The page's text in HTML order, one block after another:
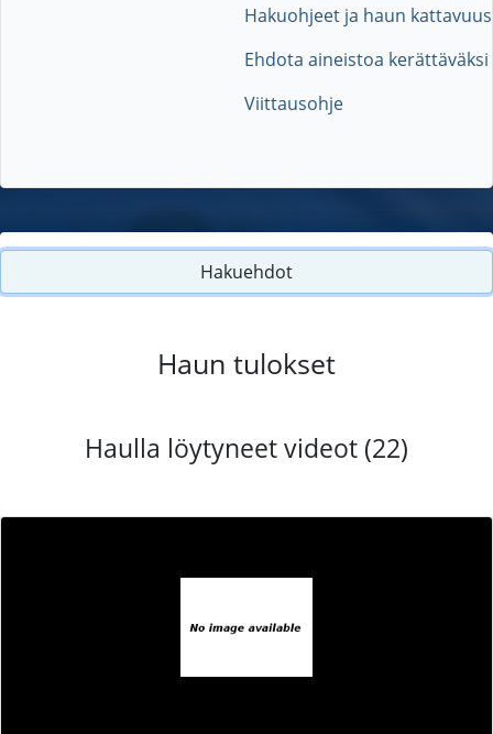
Hakuohjeet ja haun kattavuus
Ehdota aineistoa kerättäväksi
Viittausohje
Hakuehdot
Haun tulokset
Haulla löytyneet videot (22)